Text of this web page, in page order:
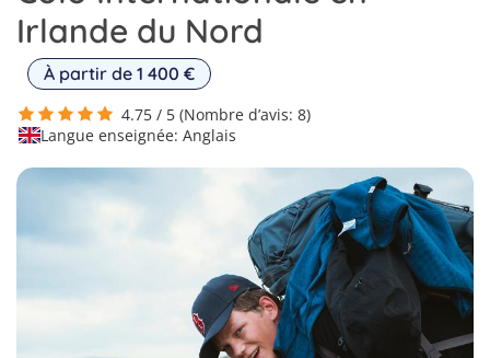
ACTIVITÉS
Surf
Multi-activités
Sports nautiques
PAYS
Espagne
France
Malte
SÉJOURS LINGUISTIQUES
Anglais
Néerlandais
Irlande du Nord
À partir de 1 400 €
4.75 / 5 (Nombre d’avis: 8)
Langue enseignée: Anglais